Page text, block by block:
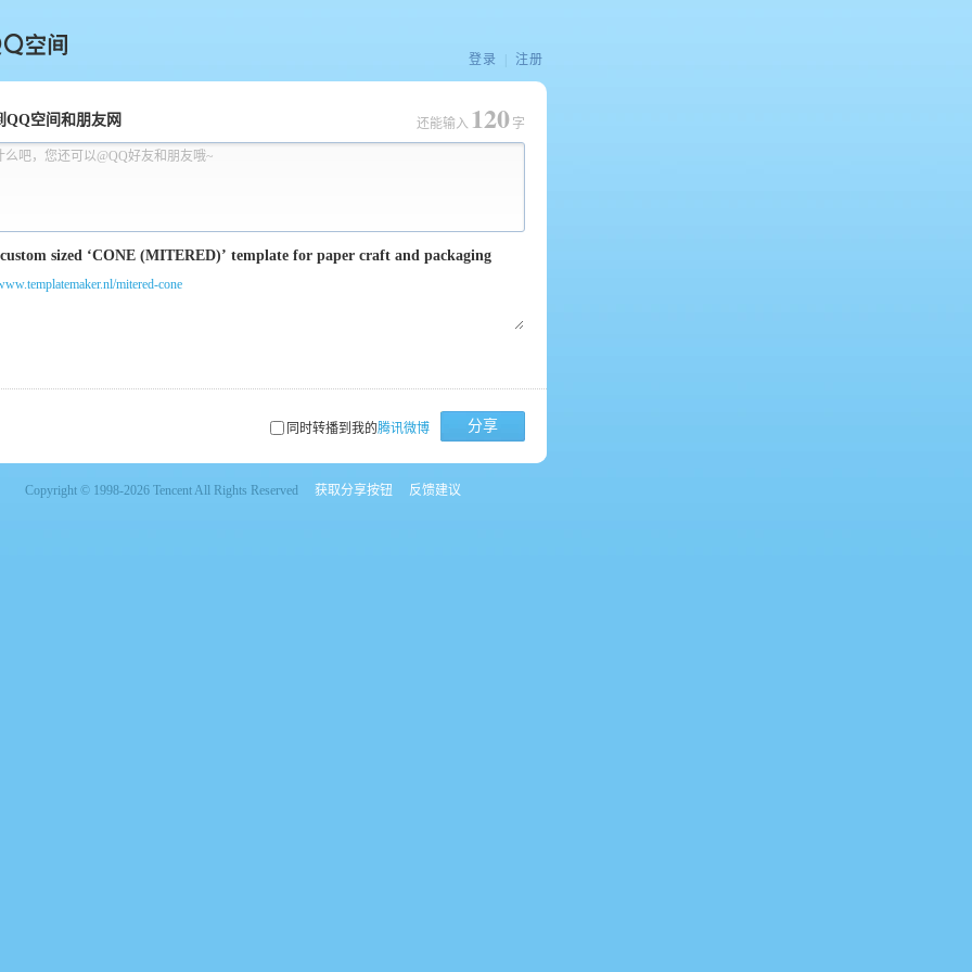
间
登录 注册
QQ空间和朋友网
么吧，您还可以@QQ好友和朋友哦~
还能输入 120 字
mitered-cone
同时转播到我的腾讯微博 分享
Copyright © 1998-2026 Tencent All Rights Reserved 获取分享按钮 反馈建议